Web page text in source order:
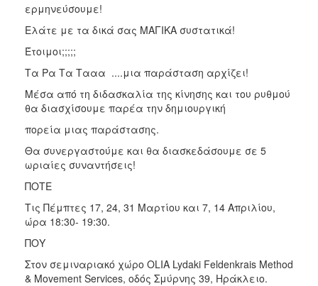
ερμηνεύσουμε!
Ελάτε με τα δικά σας ΜΑΓΙΚΑ συστατικά!
Έτοιμοι;;;;;
Τα Ρα Τα Τααα ....μια παράσταση αρχίζει!
Μέσα από τη διδασκαλία της κίνησης και του ρυθμού
θα διασχίσουμε παρέα την δημιουργική
πορεία μιας παράστασης.
Θα συνεργαστούμε και θα διασκεδάσουμε σε 5
ωριαίες συναντήσεις!
ΠΟΤΕ
Τις Πέμπτες 17, 24, 31 Μαρτίου και 7, 14 Απριλίου,
ώρα 18:30- 19:30.
ΠΟΥ
Στον σεμιναριακό χώρο OLIA Lydaki Feldenkrais Method
& Movement Services, οδός Σμύρνης 39, Ηράκλειο.